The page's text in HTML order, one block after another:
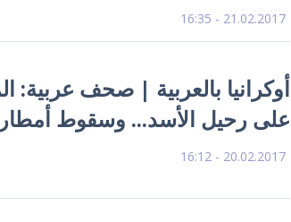
21.02.2017 - 16:35
أوكرانيا بالعربية | صحف عربية:
على رحيل الأسد... وسقوط
20.02.2017 - 16:12